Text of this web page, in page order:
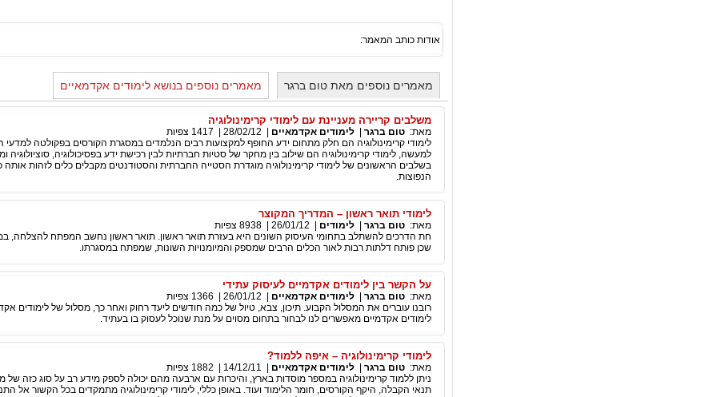
אודות כותב המאמר:
מאמרים נוספים מאת טום ברגר מאמרים נוספים בנושא לימודים אקדמאיים
משלבים קריירה מעניינת עם לימודי קרימינולוגיה
מאת: טום ברגר לימודים אקדמאיים 28/02/12
1417 צפיות
לימודי קרימינולוגיה הם חלק מתחום ידע החופף למקצועות רבים הנלמדים במסגרת הקורסים בפקולטה למדעי
למעשה, לימודי קרימינולוגיה הם שילוב בין מחקר של סטיות חברתיות לבין רכישת ידע בפסיכולוגיה, סוציולוגיה
בשלבים הראשונים של לימודי קרימינולוגיה מוגדרת הסטייה החברתית והסטודנטים מקבלים כלים לזהות אותה
הנפוצות.
לימודי תואר ראשון – המדריך המקוצר
מאת: טום ברגר לימודים 26/01/12
8938 צפיות
חת הדרכים להשתלב בתחומי העיסוק השונים היא בעזרת תואר ראשון. תואר ראשון נחשב המפתח להצלחה,
שכן פותח דלתות רבות לאור הכלים הרבים שמספק והמיומנויות השונות, שמפתח במסגרתו.
על הקשר בין לימודים אקדמיים לעיסוק עתידי
מאת: טום ברגר לימודים אקדמאיים 26/01/12
1366 צפיות
רובנו עוברים את המסלול הקבוע. תיכון, צבא, טיול של כמה חודשים ליעד רחוק ואחר כך, מסלול של לימודים
לימודים אקדמיים מאפשרים לנו לבחור בתחום מסוים על מנת שנוכל לעסוק בו בעתיד.
לימודי קרימינולוגיה – איפה ללמוד?
מאת: טום ברגר לימודים אקדמאיים 14/12/11
1882 צפיות
ניתן ללמוד קרימינולוגיה במספר מוסדות בארץ, והיכרות עם ארבעה מהם יכולה לספק מידע רב על סוג כזה של
תנאי הקבלה, היקף הקורסים, חומר הלימוד ועוד. באופן כללי, לימודי קרימינולוגיה מתמקדים בכל הקשור אל